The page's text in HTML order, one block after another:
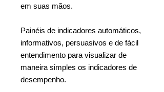
em suas mãos.
Painéis de indicadores automáticos,
informativos, persuasivos e de fácil
entendimento para visualizar de
maneira simples os indicadores de
desempenho.